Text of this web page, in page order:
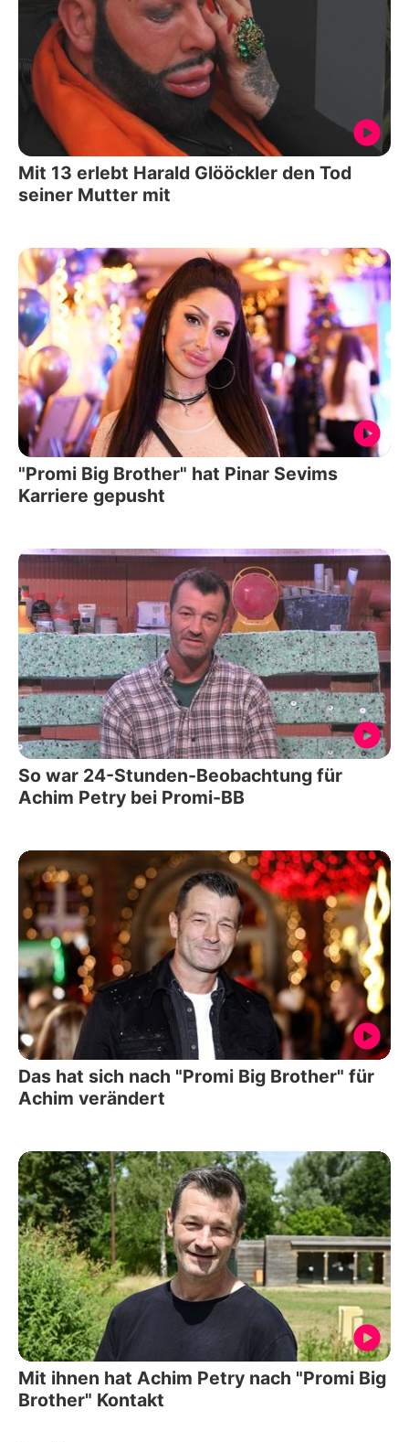
Mit 13 erlebt Harald Glööckler den Tod
seiner Mutter mit
"Promi Big Brother" hat Pinar Sevims
Karriere gepusht
So war 24-Stunden-Beobachtung für
Achim Petry bei Promi-BB
Das hat sich nach "Promi Big Brother" für
Achim verändert
Mit ihnen hat Achim Petry nach "Promi Big
Brother" Kontakt